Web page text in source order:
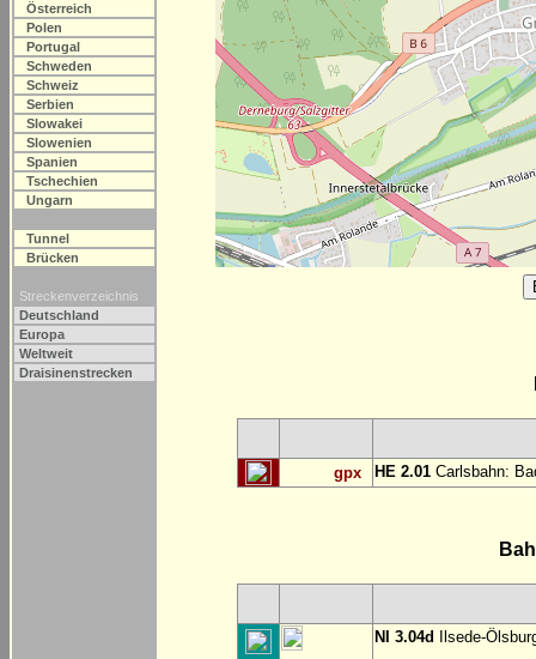
Österreich
Polen
Portugal
Schweden
Schweiz
Serbien
Slowakei
Slowenien
Spanien
Tschechien
Ungarn
Tunnel
Brücken
Streckenverzeichnis
Deutschland
Europa
Weltweit
Draisinenstrecken
gpx HE 2.01 Carlsbahn:
NI 3.04d Ilsede-